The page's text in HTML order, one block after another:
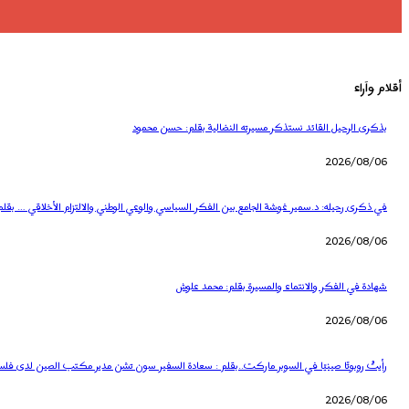
أقلام واَراء
بذكرى الرحيل القائد نستذكر مسيرته النضالية بقلم: حسن محمود
2026/08/06
في ذكرى رحيله: د.سمير غوشة الجامع بين الفكر السياسي والوعي الوطني والالتزام الأخلاقي …
2026/08/06
شهادة في الفكر والانتماء والمسيرة بقلم: محمد علوش
2026/08/06
رأيتُ روبوتًا صينيًا في السوبر ماركت..بقلم : سعادة السفير سون تشن مدير مكتب الصين لدى
2026/08/06